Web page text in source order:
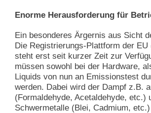
Enorme Herausforderung für
Ein besonderes Ärgernis aus Sicht
Die Registrierungs-Plattform der EU
steht erst seit kurzer Zeit zur
müssen sowohl bei der Hardware,
Liquids von nun an Emissionstest
werden. Dabei wird der Dampf z.B.
(Formaldehyde, Acetaldehyde, etc.)
Schwermetalle (Blei, Cadmium,